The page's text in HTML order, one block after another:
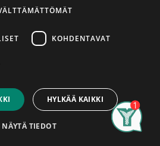
€
Account
16x95x3600
valmistettu valkoiseksi maalattu
lista on tarkoitettu
käytetään myös nimityksiä
tai muovilistoja.
Listan
kappaleittain. Asennettu
listoissa ilmeneviin mahdollisiin
vedota vain ennen niiden
KOHDENTAVAT
HYLKÄÄ KAIKKI
NÄYTÄ TIEDOT